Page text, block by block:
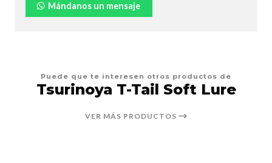
Mándanos un mensaje
Puede que te interesen otros productos de
Tsurinoya T-Tail Soft Lure
VER MÁS PRODUCTOS